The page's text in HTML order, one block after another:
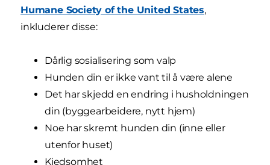
Humane Society of the United States,
inkluderer disse:
Dårlig sosialisering som valp
Hunden din er ikke vant til å være alene
Det har skjedd en endring i husholdningen
din (byggearbeidere, nytt hjem)
Noe har skremt hunden din (inne eller
utenfor huset)
Kjedsomhet